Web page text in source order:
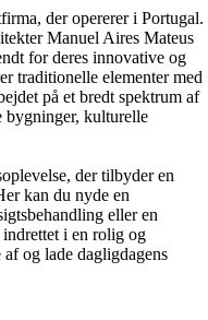
der opererer i Portugal.
Manuel Aires Mateus
for deres innovative og
traditionelle elementer med
på et bredt spektrum af
bygninger, kulturelle
der tilbyder en
kan du nyde en
eller en
indrettet i en rolig og
og lade dagligdagens